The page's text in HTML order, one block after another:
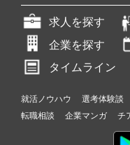
求人を探す
企業を探す
タイムライン
就活ノウハウ 選考体験談
転職相談
企業マンガ チ